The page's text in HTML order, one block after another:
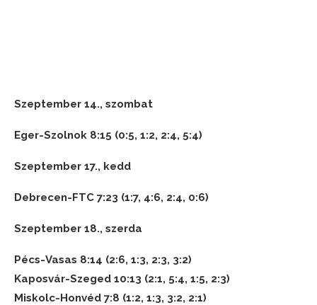
Szeptember 14., szombat
Eger-Szolnok 8:15 (0:5, 1:2, 2:4, 5:4)
Szeptember 17., kedd
Debrecen-FTC 7:23 (1:7, 4:6, 2:4, 0:6)
Szeptember 18., szerda
Pécs-Vasas 8:14 (2:6, 1:3, 2:3, 3:2)
Kaposvár-Szeged 10:13 (2:1, 5:4, 1:5, 2:3)
Miskolc-Honvéd 7:8 (1:2, 1:3, 3:2, 2:1)